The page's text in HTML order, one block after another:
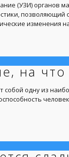
(УЗИ) органов
позволяющий
изменения
на
собой одну из